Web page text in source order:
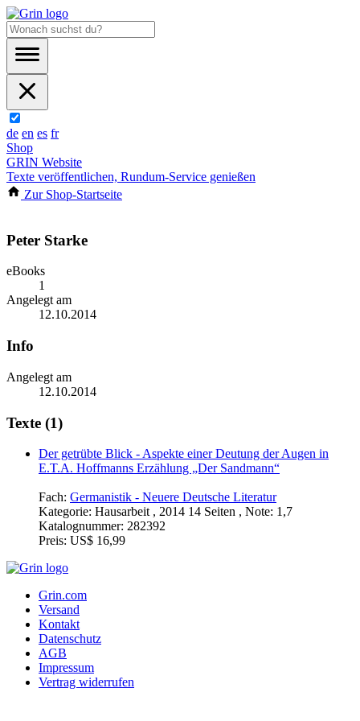
de en es fr
Shop
GRIN Website
Texte veröffentlichen, Rundum-Service genießen
Zur Shop-Startseite
Peter Starke
eBooks
1
Angelegt am
12.10.2014
Info
Angelegt am
12.10.2014
Texte (1)
Der getrübte Blick - Aspekte einer Deutung der Augen in
E.T.A. Hoffmanns Erzählung „Der Sandmann“
Fach: Germanistik - Neuere Deutsche Literatur
Kategorie: Hausarbeit , 2014 14 Seiten , Note: 1,7
Katalognummer: 282392
Preis: US$ 16,99
Grin.com
Versand
Kontakt
Datenschutz
AGB
Impressum
Vertrag widerrufen